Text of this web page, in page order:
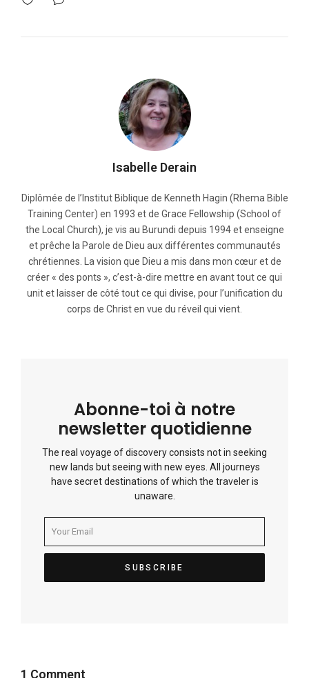
Isabelle Derain
Diplômée de l’Institut Biblique de Kenneth Hagin (Rhema Bible
Training Center) en 1993 et de Grace Fellowship (School of
the Local Church), je vis au Burundi depuis 1994 et enseigne
et prêche la Parole de Dieu aux différentes communautés
chrétiennes. La vision que Dieu a mis dans mon cœur et de
créer « des ponts », c’est-à-dire mettre en avant tout ce qui
unit et laisser de côté tout ce qui divise, pour l’unification du
corps de Christ en vue du réveil qui vient.
Abonne-toi à notre
newsletter quotidienne
The real voyage of discovery consists not in seeking
new lands but seeing with new eyes. All journeys
have secret destinations of which the traveler is
unaware.
1 Comment